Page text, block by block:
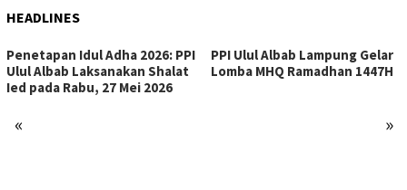
HEADLINES
« »
Penetapan Idul Adha 2026: PPI
Ulul Albab Laksanakan Shalat
Ied pada Rabu, 27 Mei 2026
PPI Ulul Albab Lampung Gelar
Lomba MHQ Ramadhan 1447H